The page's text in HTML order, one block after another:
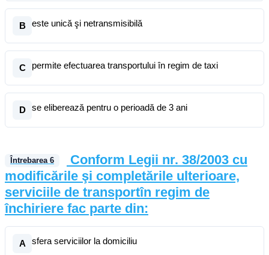
B este unică şi netransmisibilă
C permite efectuarea transportului în regim de taxi
D se eliberează pentru o perioadă de 3 ani
Întrebarea 6
Conform Legii nr. 38/2003 cu
modificările şi completările ulterioare,
serviciile de transportîn regim de
închiriere fac parte din:
A sfera serviciilor la domiciliu